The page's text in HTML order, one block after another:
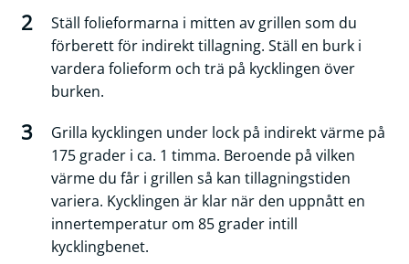
Ställ folieformarna i mitten av grillen som du
förberett för indirekt tillagning. Ställ en burk i
vardera folieform och trä på kycklingen över
burken.
Grilla kycklingen under lock på indirekt värme på
175 grader i ca. 1 timma. Beroende på vilken
värme du får i grillen så kan tillagningstiden
variera. Kycklingen är klar när den uppnått en
innertemperatur om 85 grader intill
kycklingbenet.